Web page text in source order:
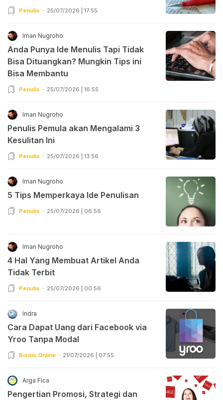
Penulis 25/07/2026 | 17:55
Iman Nugroho
Anda Punya Ide Menulis Tapi Tidak
Bisa Dituangkan? Mungkin Tips ini
Bisa Membantu
Penulis 25/07/2026 | 16:55
Iman Nugroho
Penulis Pemula akan Mengalami 3
Kesulitan Ini
Penulis 25/07/2026 | 13:56
Iman Nugroho
5 Tips Memperkaya Ide Penulisan
Penulis 25/07/2026 | 06:56
Iman Nugroho
4 Hal Yang Membuat Artikel Anda
Tidak Terbit
Penulis 25/07/2026 | 00:56
Indra
Cara Dapat Uang dari Facebook via
Yroo Tanpa Modal
Bisnis Online 21/07/2026 | 07:55
Arga Fica
Pengertian Promosi, Strategi dan